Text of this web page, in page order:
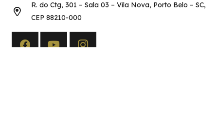
R. do Ctg, 301 – Sala 03 – Vila Nova, Porto Belo – SC,
CEP 88210-000